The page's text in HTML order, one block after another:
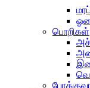
பொறிகள்